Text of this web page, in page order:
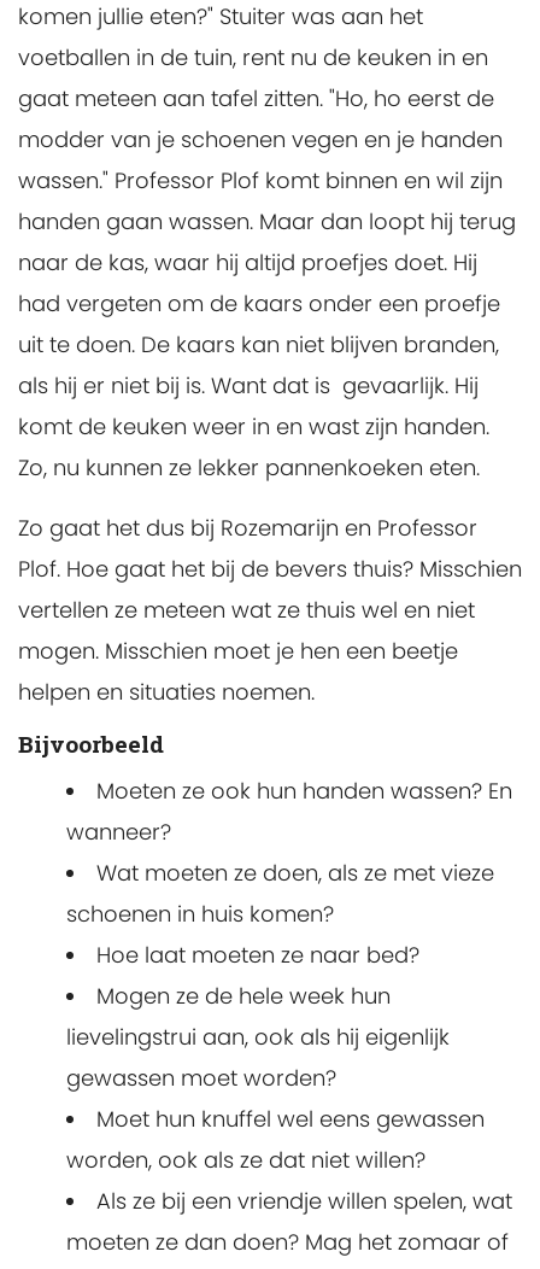
komen jullie eten?" Stuiter was aan het
voetballen in de tuin, rent nu de keuken in en
gaat meteen aan tafel zitten. "Ho, ho eerst de
modder van je schoenen vegen en je handen
wassen." Professor Plof komt binnen en wil zijn
handen gaan wassen. Maar dan loopt hij terug
naar de kas, waar hij altijd proefjes doet. Hij
had vergeten om de kaars onder een proefje
uit te doen. De kaars kan niet blijven branden,
als hij er niet bij is. Want dat is gevaarlijk. Hij
komt de keuken weer in en wast zijn handen.
Zo, nu kunnen ze lekker pannenkoeken eten.
Zo gaat het dus bij Rozemarijn en Professor
Plof. Hoe gaat het bij de bevers thuis? Misschien
vertellen ze meteen wat ze thuis wel en niet
mogen. Misschien moet je hen een beetje
helpen en situaties noemen.
Bijvoorbeeld
Moeten ze ook hun handen wassen? En
wanneer?
Wat moeten ze doen, als ze met vieze
schoenen in huis komen?
Hoe laat moeten ze naar bed?
Mogen ze de hele week hun
lievelingstrui aan, ook als hij eigenlijk
gewassen moet worden?
Moet hun knuffel wel eens gewassen
worden, ook als ze dat niet willen?
Als ze bij een vriendje willen spelen, wat
moeten ze dan doen? Mag het zomaar of